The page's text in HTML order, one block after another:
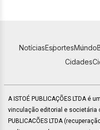
NotíciasEsportesMundo
Cidades
A ISTOÉ PUBLICAÇÕES LTDA é
vinculação editorial e societária
PUBLICACÕES LTDA